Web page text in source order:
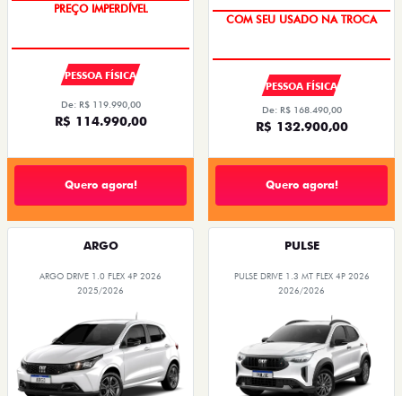
PREÇO IMPERDÍVEL
PESSOA FÍSICA
De: R$ 119.990,00
R$ 114.990,00
Quero agora!
COM SEU USADO NA TROCA
PESSOA FÍSICA
De: R$ 168.490,00
R$ 132.900,00
Quero agora!
ARGO
ARGO DRIVE 1.0 FLEX 4P 2026
2025/2026
PULSE
PULSE DRIVE 1.3 MT FLEX 4P 2026
2026/2026